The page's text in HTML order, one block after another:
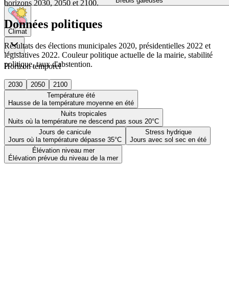
Climat
Horizon temporel
2030 2050
2100
Température été
Hausse de la température moyenne en été
Nuits tropicales
Nuits où la température ne descend pas sous 20°C
Jours de canicule
Jours où la température dépasse 35°C
Stress hydrique
Jours avec sol sec en été
Élévation niveau mer
Élévation prévue du niveau de la mer
horizons 2030, 2050 et 2100.
Données politiques
Résultats des élections municipales 2020, présidentielles 2022 et
législatives 2022. Couleur politique actuelle de la mairie, stabilité
politique, taux d'abstention.